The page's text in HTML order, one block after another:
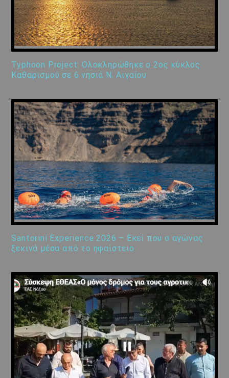
Typhoon Project: Ολοκληρώθηκε ο 2ος κύκλος
Καθαρισμού σε 6 νησιά Ν. Αιγαίου
Santorini Experience 2026 – Εκεί που ο αγώνας
ξεκινά μέσα από το ηφαίστειο